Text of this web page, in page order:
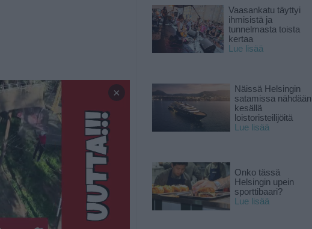
×
Vaasankatu täyttyi
ihmisistä ja
tunnelmasta toista
kertaa
Lue lisää
Näissä Helsingin
satamissa nähdään
kesällä
loistoristeilijöitä
Lue lisää
Onko tässä
Helsingin upein
sporttibaari?
Lue lisää